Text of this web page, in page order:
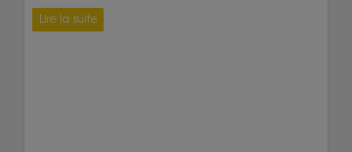
Lire la suite